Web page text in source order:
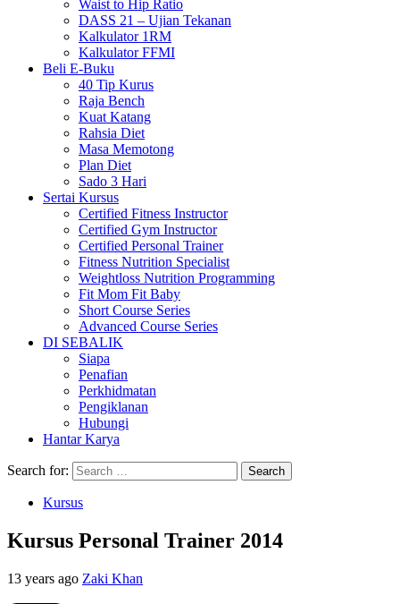
Waist to Hip Ratio
DASS 21 – Ujian Tekanan
Kalkulator 1RM
Kalkulator FFMI
Beli E-Buku
40 Tip Kurus
Raja Bench
Kuat Katang
Rahsia Diet
Masa Memotong
Plan Diet
Sado 3 Hari
Sertai Kursus
Certified Fitness Instructor
Certified Gym Instructor
Certified Personal Trainer
Fitness Nutrition Specialist
Weightloss Nutrition Programming
Fit Mom Fit Baby
Short Course Series
Advanced Course Series
DI SEBALIK
Siapa
Penafian
Perkhidmatan
Pengiklanan
Hubungi
Hantar Karya
Search for:
Kursus
Kursus Personal Trainer 2014
13 years ago Zaki Khan